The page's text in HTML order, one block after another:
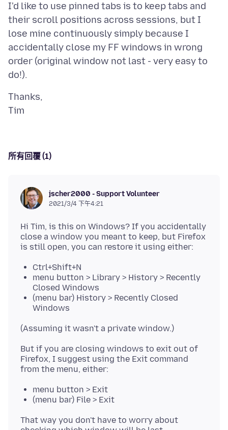
I'd like to use pinned tabs is to keep tabs and
their scroll positions across sessions, but I
lose mine continuously simply because I
accidentally close my FF windows in wrong
order (original window not last - very easy to
Thanks,
所有回覆 (1)
jscher2000 - Support Volunteer
2021/3/4 下午4:21
Hi Tim, is this on Windows? If you accidentally
close a window you meant to keep, but Firefox
Ctrl+Shift+N
menu button > Library > History > Recently
Closed Windows
(menu bar) History > Recently Closed
Windows
But if you are closing windows to exit out of
Firefox, I suggest using the Exit command
menu button > Exit
(menu bar) File > Exit
That way you don't have to worry about